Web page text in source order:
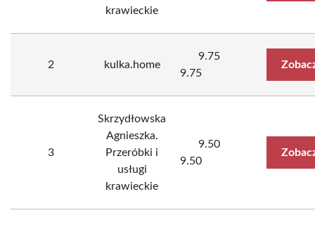
krawieckie
2 kulka.home
9.75
9.75
3
Skrzydłowska
Agnieszka.
Przeróbki i
usługi
krawieckie
9.50
9.50